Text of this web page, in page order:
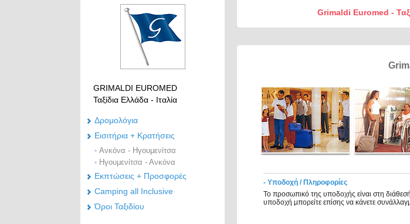
GRIMALDI EUROMED
Ταξίδια Ελλάδα - Ιταλία
Δρομολόγια
Eισιτήρια + Κρατήσεις
• Ανκόνα - Ηγουμενίτσα
• Ηγουμενίτσα - Ανκόνα
Εκπτώσεις + Προσφορές
Camping all Inclusive
Όροι Ταξιδίου
Grimaldi Euromed -
- Υποδοχή / Πληροφορίες
Το προσωπικό της υποδοχής είναι στη
υποδοχή μπορείτε επίσης να κάνετε